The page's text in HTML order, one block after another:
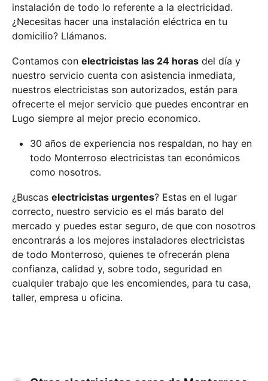
instalación de todo lo referente a la electricidad.
¿Necesitas hacer una instalación eléctrica en tu
domicilio? Llámanos.
Contamos con electricistas las 24 horas del día y
nuestro servicio cuenta con asistencia inmediata,
nuestros electricistas son autorizados, están para
ofrecerte el mejor servicio que puedes encontrar en
Lugo siempre al mejor precio economico.
30 años de experiencia nos respaldan, no hay en
todo Monterroso electricistas tan económicos
como nosotros.
¿Buscas electricistas urgentes? Estas en el lugar
correcto, nuestro servicio es el más barato del
mercado y puedes estar seguro, de que con nosotros
encontrarás a los mejores instaladores electricistas
de todo Monterroso, quienes te ofrecerán plena
confianza, calidad y, sobre todo, seguridad en
cualquier trabajo que les encomiendes, para tu casa,
taller, empresa u oficina.